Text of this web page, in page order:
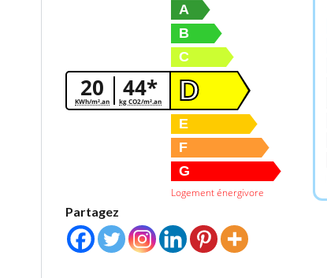
20
KWh/m².an 44*
kg CO2/m².an
A
B
C
D
E
F
G
Logement énergivore
Partagez